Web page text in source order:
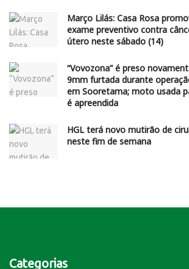
Março Lilás: Casa Rosa
exame preventivo contra
útero neste sábado (14)
“Vovozona” é preso
9mm furtada durante
em Sooretama; moto usada
é apreendida
HGL terá novo mutirão de
neste fim de semana
Categorias